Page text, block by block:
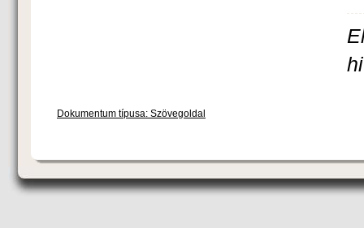
Dokumentum típusa: Szövegoldal